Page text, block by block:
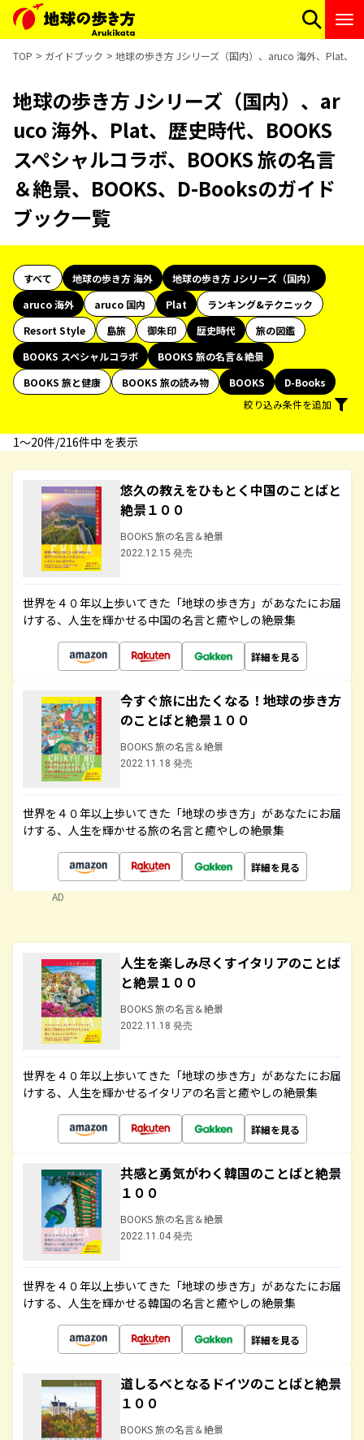
TOP ガイドブック 地球の歩き方 Jシリーズ（国内）、aruco 海外、Plat、
地球の歩き方 Jシリーズ（国内）、ar
uco 海外、Plat、歴史時代、BOOKS
スペシャルコラボ、BOOKS 旅の名言
＆絶景、BOOKS、D-Booksのガイド
ブック一覧
すべて 地球の歩き方 海外
地球の歩き方 Jシリーズ（国内）
aruco 海外
aruco 国内 Plat
ランキング&テクニック
Resort Style
島旅 御朱印 歴史時代
旅の図鑑
BOOKS スペシャルコラボ
BOOKS 旅の名言＆絶景
BOOKS 旅と健康
BOOKS 旅の読み物 BOOKS
D-Books
絞り込み条件を追加
1〜20件/216件中 を表示
悠久の教えをひもとく中国のことばと
絶景１００
BOOKS 旅の名言＆絶景
2022.12.15 発売
世界を４０年以上歩いてきた「地球の歩き方」があなたにお届
けする、人生を輝かせる中国の名言と癒やしの絶景集
詳細を見る
今すぐ旅に出たくなる！地球の歩き方
のことばと絶景１００
BOOKS 旅の名言＆絶景
2022.11.18 発売
世界を４０年以上歩いてきた「地球の歩き方」があなたにお届
けする、人生を輝かせる旅の名言と癒やしの絶景集
詳細を見る
AD
人生を楽しみ尽くすイタリアのことば
と絶景１００
BOOKS 旅の名言＆絶景
2022.11.18 発売
世界を４０年以上歩いてきた「地球の歩き方」があなたにお届
けする、人生を輝かせるイタリアの名言と癒やしの絶景集
詳細を見る
共感と勇気がわく韓国のことばと絶景
１００
BOOKS 旅の名言＆絶景
2022.11.04 発売
世界を４０年以上歩いてきた「地球の歩き方」があなたにお届
けする、人生を輝かせる韓国の名言と癒やしの絶景集
詳細を見る
道しるべとなるドイツのことばと絶景
１００
BOOKS 旅の名言＆絶景